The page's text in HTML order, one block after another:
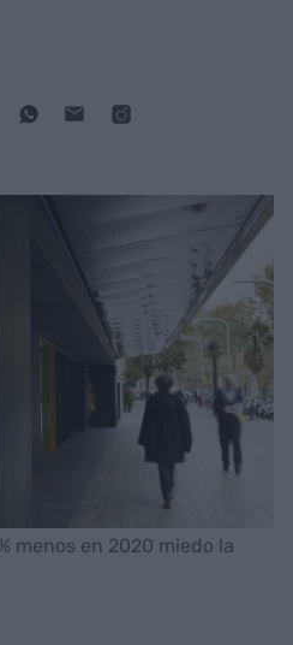
menos en 2020 miedo la